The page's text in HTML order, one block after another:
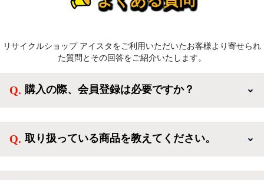
リサイクルショップ アイスタをご利用いただいたお客様より寄せられ
た質問とその回答をご紹介いたします。
購入の際、会員登録は必要ですか？
方、登録しなくてもカートに商品を入れた後、ログイ
取り扱っている商品を教えてください。